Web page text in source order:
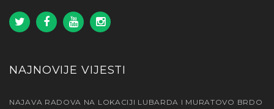
NAJNOVIJE VIJESTI
NAJAVA RADOVA NA LOKACIJI LUBARDA I MURATOVO BRDO